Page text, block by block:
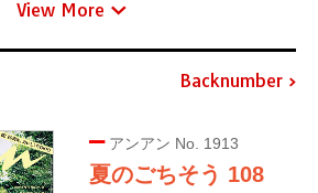
View More
Backnumber
アンアン No. 1913
夏のごちそう 108